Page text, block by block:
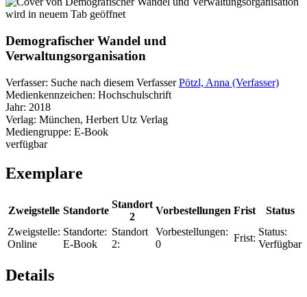
wird in neuem Tab geöffnet
Demografischer Wandel und
Verwaltungsorganisation
Verfasser: Suche nach diesem Verfasser Pötzl, Anna (Verfasser)
Medienkennzeichen: Hochschulschrift
Jahr: 2018
Verlag: München, Herbert Utz Verlag
Mediengruppe: E-Book
verfügbar
Exemplare
Zweigstelle Standorte
Standort
2
Vorbestellungen Frist
Status
Zweigstelle:
Online
Standorte:
E-Book
Standort
2:
Vorbestellungen:
0
Frist:
Status:
Verfügbar
Details